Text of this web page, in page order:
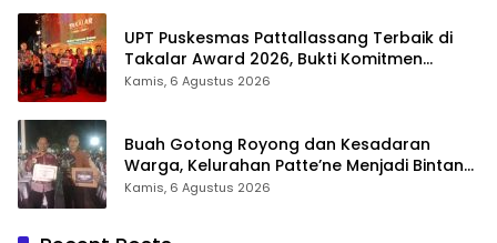
UPT Puskesmas Pattallassang Terbaik di
Takalar Award 2026, Bukti Komitmen
Hadirkan Pelayanan Kesehatan Berkualitas
Kamis, 6 Agustus 2026
Buah Gotong Royong dan Kesadaran
Warga, Kelurahan Patte’ne Menjadi Bintang
Takalar Award 2026
Kamis, 6 Agustus 2026